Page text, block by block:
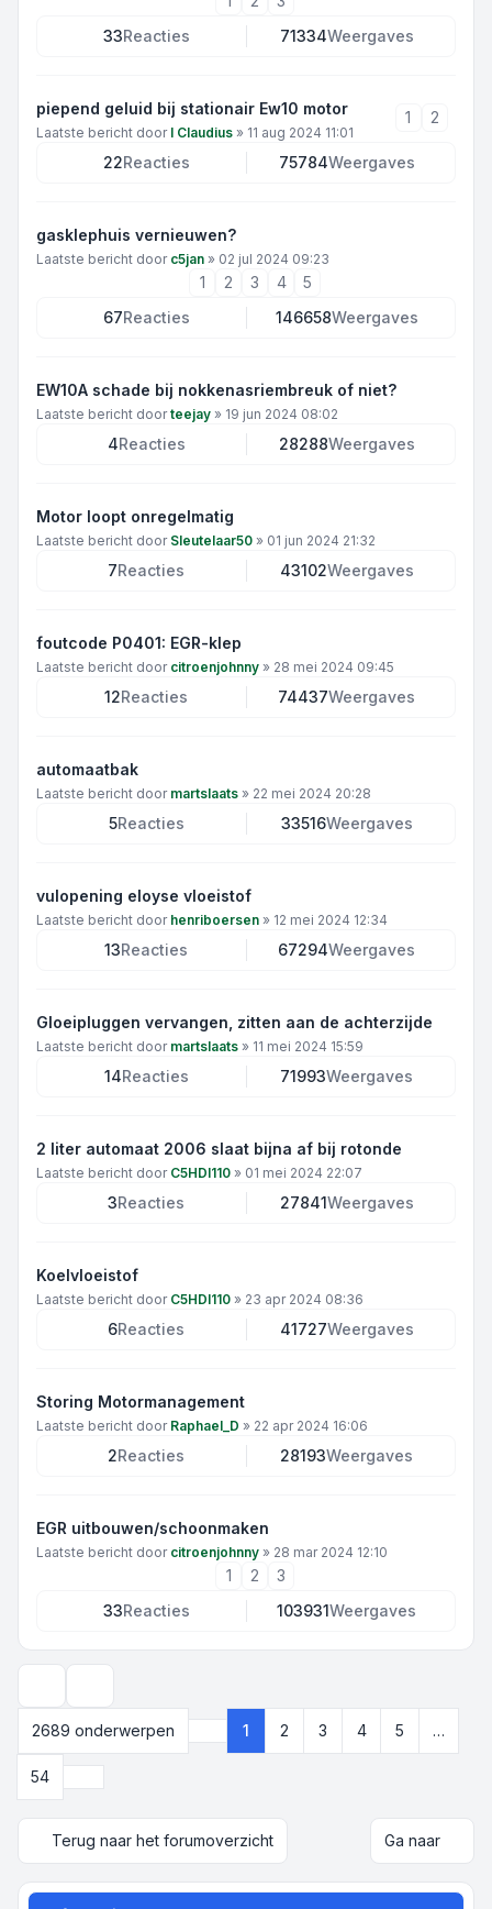
33Reacties 71334Weergaves
piepend geluid bij stationair Ew10 motor
Laatste bericht door I Claudius » 11 aug 2024 11:01
1 2
22Reacties 75784Weergaves
gasklephuis vernieuwen?
Laatste bericht door c5jan » 02 jul 2024 09:23
1 2 3 4
5
67Reacties 146658Weergaves
EW10A schade bij nokkenasriembreuk of niet?
Laatste bericht doorteejay » 19 jun 2024 08:02
4Reacties 28288Weergaves
Motor loopt onregelmatig
Laatste bericht door Sleutelaar50 » 01 jun 2024 21:32
7Reacties 43102Weergaves
foutcode P0401: EGR-klep
Laatste bericht door citroenjohnny » 28 mei 2024 09:45
12Reacties 74437Weergaves
automaatbak
Laatste bericht door martslaats » 22 mei 2024 20:28
5Reacties 33516Weergaves
vulopening eloyse vloeistof
Laatste bericht door henriboersen » 12 mei 2024 12:34
13Reacties 67294Weergaves
Gloeipluggen vervangen, zitten aan de achterzijde
Laatste bericht door martslaats » 11 mei 2024 15:59
14Reacties 71993Weergaves
2 liter automaat 2006 slaat bijna af bij rotonde
Laatste bericht door C5HDI110 » 01 mei 2024 22:07
3Reacties 27841Weergaves
Koelvloeistof
Laatste bericht door C5HDI110 » 23 apr 2024 08:36
6Reacties 41727Weergaves
Storing Motormanagement
Laatste bericht door Raphael_D » 22 apr 2024 16:06
2Reacties 28193Weergaves
EGR uitbouwen/schoonmaken
Laatste bericht door citroenjohnny » 28 mar 2024 12:10
1 2
3
33Reacties 103931Weergaves
2689 onderwerpen
Pagina van
1 2 3 4 5 …
54
Terug naar het forumoverzicht Ga naar